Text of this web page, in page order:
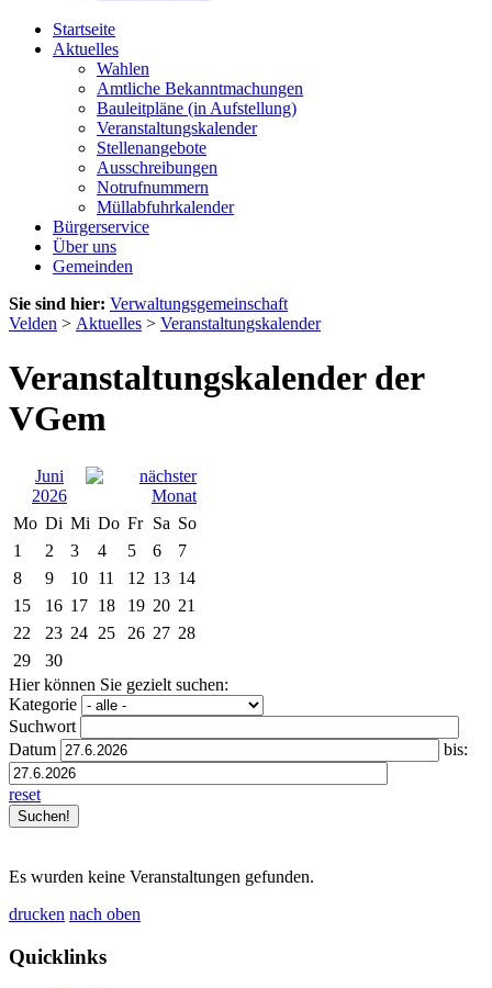
Startseite
Aktuelles
Wahlen
Amtliche Bekanntmachungen
Bauleitpläne (in Aufstellung)
Veranstaltungskalender
Stellenangebote
Ausschreibungen
Notrufnummern
Müllabfuhrkalender
Bürgerservice
Über uns
Gemeinden
Sie sind hier: Verwaltungsgemeinschaft
Velden > Aktuelles > Veranstaltungskalender
Veranstaltungskalender der
VGem
Juni
2026
Mo Di Mi Do Fr Sa So
1
2 3 4 5 6
7
8
9 10 11 12 13 14
15
16 17 18 19 20 21
22
23 24 25 26 27 28
29
30
Hier können Sie gezielt suchen:
Kategorie
Suchwort
Datum
bis:
reset
Es wurden keine Veranstaltungen gefunden.
drucken nach oben
Quicklinks